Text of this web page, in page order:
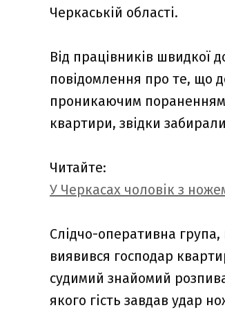
Черкаській області.
Від працівників швидкої
повідомлення про те, що
проникаючим пораненням
квартири, звідки
Читайте:
У Черкасах чоловік з
Слідчо-оперативна група,
виявився господар
судимий знайомий
якого гість завдав удар